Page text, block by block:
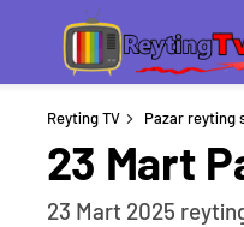
Reyting TV Pazar reyting
23 Mart
23 Mart 2025